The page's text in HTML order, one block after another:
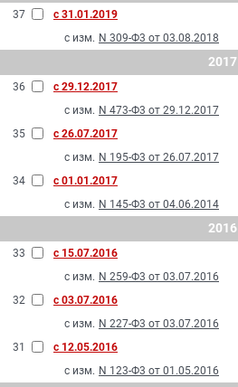
37
с 31.01.2019
с изм. N 309-Ф3 от 03.08.2018
2017
36
с 29.12.2017
с изм. N 473-Ф3 от 29.12.2017
35
с 26.07.2017
с изм. N 195-Ф3 от 26.07.2017
34
с 01.01.2017
с изм. N 145-Ф3 от 04.06.2014
2016
33
с 15.07.2016
с изм. N 259-Ф3 от 03.07.2016
32
с 03.07.2016
с изм. N 227-Ф3 от 03.07.2016
31
с 12.05.2016
с изм. N 123-Ф3 от 01.05.2016